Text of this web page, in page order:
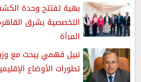
بهية تفتتح وحدة
التخصصية بشرق
المرأة
نبيل فهمي يبحث مع
تطورات الأوضاع